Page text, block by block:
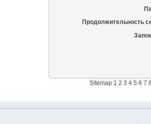
Продолжительность
Sitemap 1 2 3 4 5 6 7